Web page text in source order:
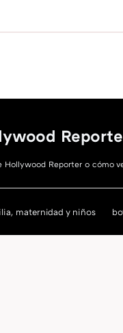
Hollywood Reporter o cómo
maternidad y niños